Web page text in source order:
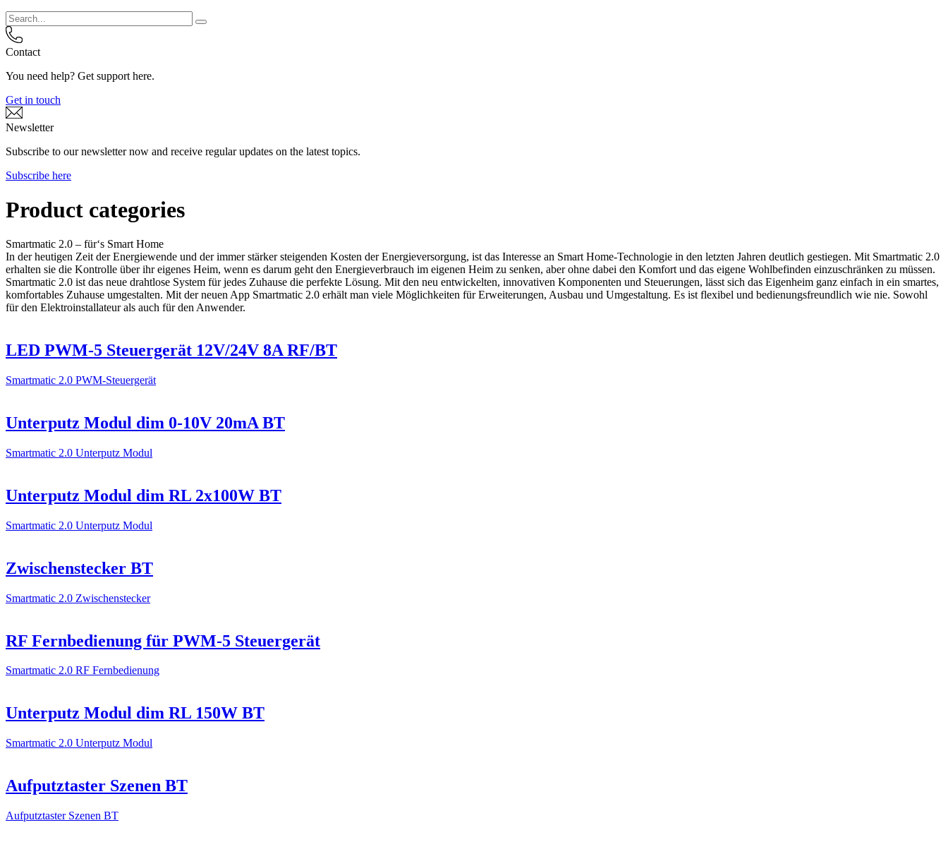
Contact
You need help? Get support here.
Get in touch
Newsletter
Subscribe to our newsletter now and receive regular updates on the latest topics.
Subscribe here
Product categories
Smartmatic 2.0 – für‘s Smart Home
In der heutigen Zeit der Energiewende und der immer stärker steigenden Kosten der Energieversorgung, ist das Interesse an Smart Home-Technologie in den letzten Jahren deutlich gestiegen. Mit Smartmatic 2.0
erhalten sie die Kontrolle über ihr eigenes Heim, wenn es darum geht den Energieverbrauch im eigenen Heim zu senken, aber ohne dabei den Komfort und das eigene Wohlbefinden einzuschränken zu müssen.
Smartmatic 2.0 ist das neue drahtlose System für jedes Zuhause die perfekte Lösung. Mit den neu entwickelten, innovativen Komponenten und Steuerungen, lässt sich das Eigenheim ganz einfach in ein smartes,
komfortables Zuhause umgestalten. Mit der neuen App Smartmatic 2.0 erhält man viele Möglichkeiten für Erweiterungen, Ausbau und Umgestaltung. Es ist flexibel und bedienungsfreundlich wie nie. Sowohl
für den Elektroinstallateur als auch für den Anwender.
LED PWM-5 Steuergerät 12V/24V 8A RF/BT
Smartmatic 2.0 PWM-Steuergerät
Unterputz Modul dim 0-10V 20mA BT
Smartmatic 2.0 Unterputz Modul
Unterputz Modul dim RL 2x100W BT
Smartmatic 2.0 Unterputz Modul
Zwischenstecker BT
Smartmatic 2.0 Zwischenstecker
RF Fernbedienung für PWM-5 Steuergerät
Smartmatic 2.0 RF Fernbedienung
Unterputz Modul dim RL 150W BT
Smartmatic 2.0 Unterputz Modul
Aufputztaster Szenen BT
Aufputztaster Szenen BT